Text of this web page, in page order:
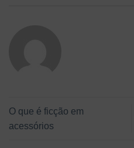
O que é ficção em
acessórios